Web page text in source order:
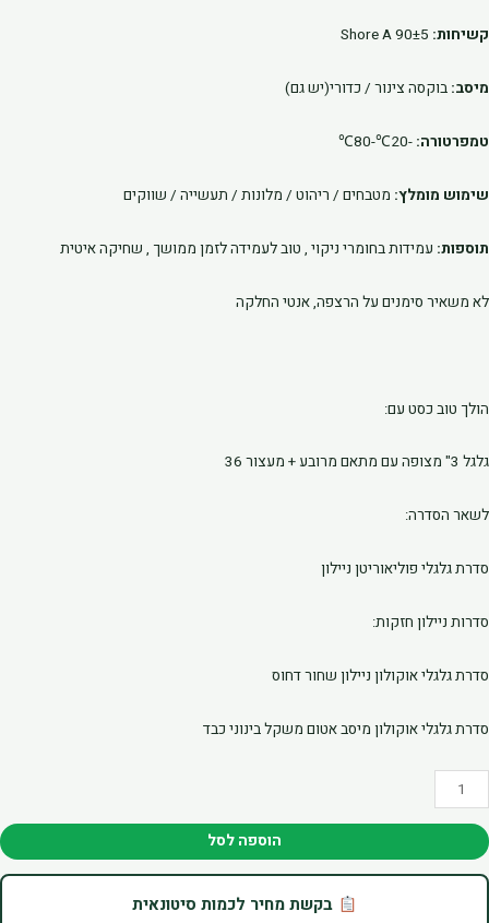
קשיחות:
מיסב: בוקסה צינור / כדורי(יש גם)
טמפרטורה: -20℃-80℃
שימוש מומלץ: מטבחים / ריהוט / מלונות / תעשייה / שווקים
תוספות: עמידות בחומרי ניקוי , טוב לעמידה לזמן ממושך , שחיקה איטית
לא משאיר סימנים על הרצפה, אנטי החלקה
הולך טוב כסט עם:
גלגל 3" מצופה עם מתאם מרובע + מעצור 36
לשאר הסדרה:
סדרת גלגלי פוליאוריטן ניילון
סדרות ניילון חזקות:
סדרת גלגלי אוקולון ניילון שחור דחוס
סדרת גלגלי אוקולון מיסב אטום משקל בינוני כבד
כמות
של
גלגל
3"
הוספה לסל
בקשת מחיר לכמות סיטונאית